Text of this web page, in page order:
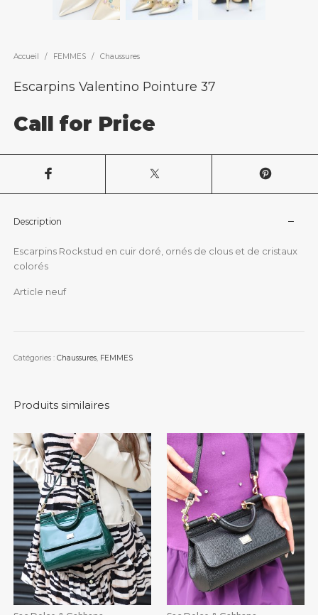
Accueil / FEMMES / Chaussures
Escarpins Valentino Pointure 37
Call for Price
Description
Escarpins Rockstud en cuir doré, ornés de clous et de cristaux
colorés
Article neuf
Catégories : Chaussures, FEMMES
Produits similaires